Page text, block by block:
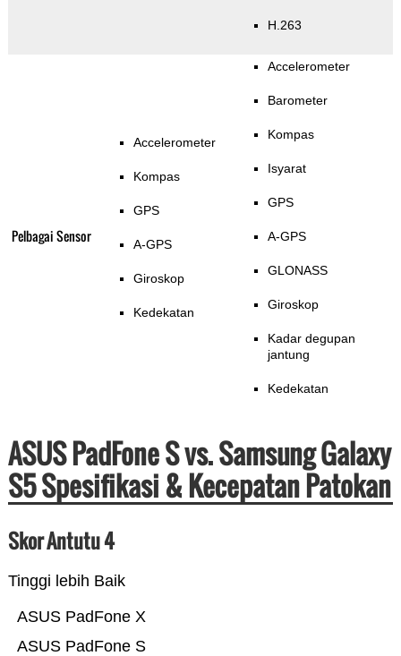
H.263
Pelbagai Sensor
Accelerometer
Kompas
GPS
A-GPS
Giroskop
Kedekatan
Accelerometer
Barometer
Kompas
Isyarat
GPS
A-GPS
GLONASS
Giroskop
Kadar degupan
jantung
Kedekatan
ASUS PadFone S vs. Samsung Galaxy
S5 Spesifikasi & Kecepatan Patokan
Skor Antutu 4
Tinggi lebih Baik
ASUS PadFone S
ASUS PadFone X